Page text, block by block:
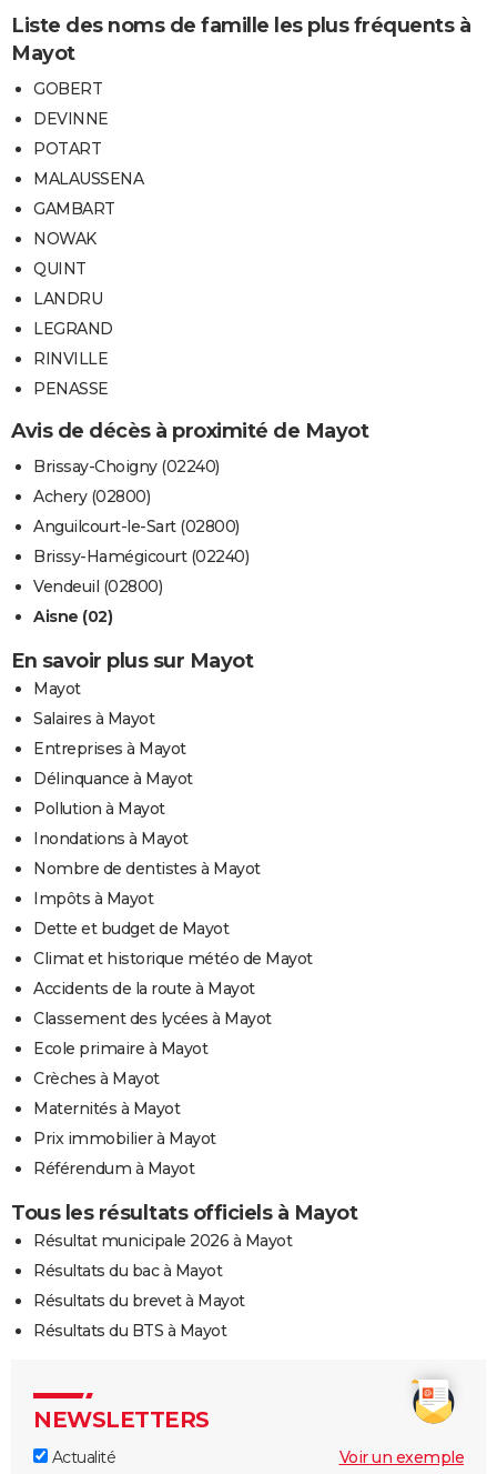
Liste des noms de famille les plus fréquents à
Mayot
GOBERT
DEVINNE
POTART
MALAUSSENA
GAMBART
NOWAK
QUINT
LANDRU
LEGRAND
RINVILLE
PENASSE
Avis de décès à proximité de Mayot
Brissay-Choigny (02240)
Achery (02800)
Anguilcourt-le-Sart (02800)
Brissy-Hamégicourt (02240)
Vendeuil (02800)
Aisne (02)
En savoir plus sur Mayot
Mayot
Salaires à Mayot
Entreprises à Mayot
Délinquance à Mayot
Pollution à Mayot
Inondations à Mayot
Nombre de dentistes à Mayot
Impôts à Mayot
Dette et budget de Mayot
Climat et historique météo de Mayot
Accidents de la route à Mayot
Classement des lycées à Mayot
Ecole primaire à Mayot
Crèches à Mayot
Maternités à Mayot
Prix immobilier à Mayot
Référendum à Mayot
Tous les résultats officiels à Mayot
Résultat municipale 2026 à Mayot
Résultats du bac à Mayot
Résultats du brevet à Mayot
Résultats du BTS à Mayot
NEWSLETTERS
Actualité
Voir un exemple